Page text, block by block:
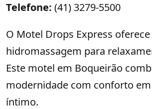
Telefone: (41) 3279-5500
O Motel Drops Express
hidromassagem para
Este motel em Boqueirão
modernidade com conforto
íntimo.